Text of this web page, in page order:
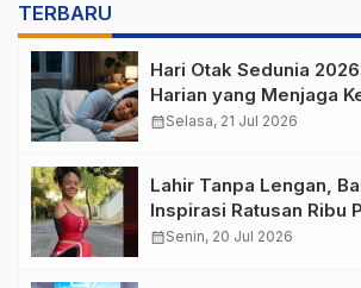
TERBARU
Hari Otak Sedunia
Harian yang Menjaga
calendar_monthSelasa, 21 Jul 2026
Lahir Tanpa Lengan,
Inspirasi Ratusan Ribu
calendar_monthSenin, 20 Jul 2026